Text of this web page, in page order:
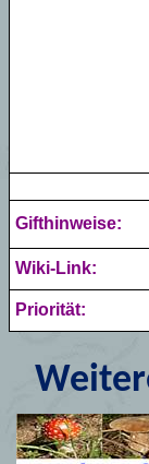
Gifthinweise:
Wiki-Link:
Priorität: